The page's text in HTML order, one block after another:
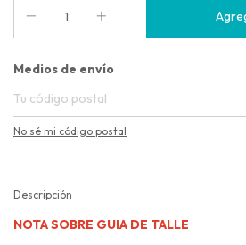
Entregas para el CP:
Medios de envío
No sé mi código postal
Descripción
NOTA SOBRE GUIA DE TALLE